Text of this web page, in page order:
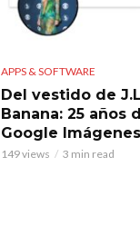
APPS & SOFTWARE
Del vestido de
Banana: 25 años
Google Imágenes
149 views 3 min read